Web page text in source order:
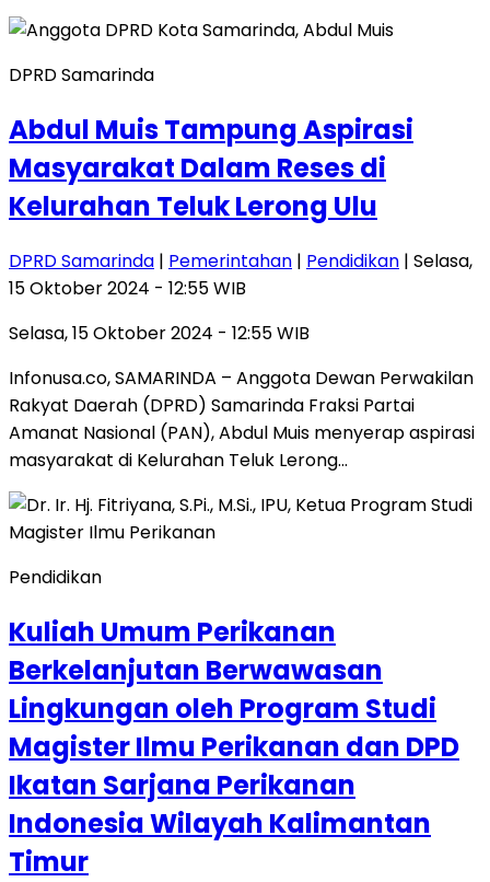
DPRD Samarinda
Abdul Muis Tampung Aspirasi
Masyarakat Dalam Reses di
Kelurahan Teluk Lerong Ulu
DPRD Samarinda | Pemerintahan | Pendidikan | Selasa,
15 Oktober 2024 - 12:55 WIB
Selasa, 15 Oktober 2024 - 12:55 WIB
Infonusa.co, SAMARINDA – Anggota Dewan Perwakilan
Rakyat Daerah (DPRD) Samarinda Fraksi Partai
Amanat Nasional (PAN), Abdul Muis menyerap aspirasi
masyarakat di Kelurahan Teluk Lerong…
Pendidikan
Kuliah Umum Perikanan
Berkelanjutan Berwawasan
Lingkungan oleh Program Studi
Magister Ilmu Perikanan dan DPD
Ikatan Sarjana Perikanan
Indonesia Wilayah Kalimantan
Timur